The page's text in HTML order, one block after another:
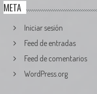
META
Iniciar sesión
Feed de entradas
Feed de comentarios
WordPress.org